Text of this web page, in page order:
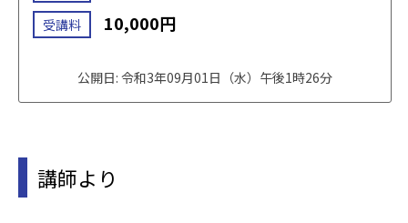
受講料 10,000円
公開日: 令和3年09月01日（水）午後1時26分
講師より